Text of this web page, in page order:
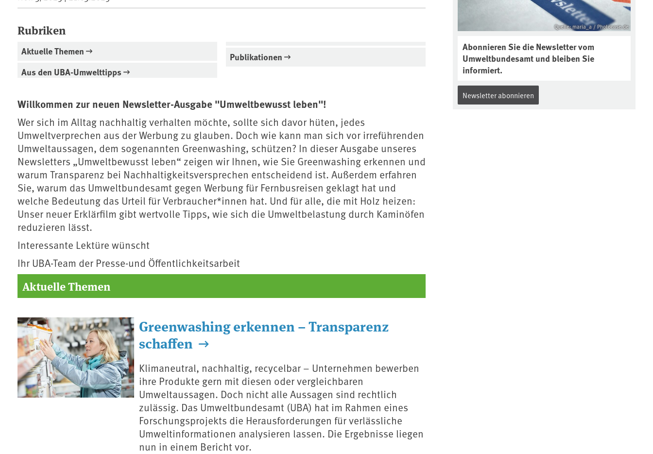
Rubriken
Aktuelle Themen
Aus den UBA-Umwelttipps
Publikationen
Willkommen zur neuen Newsletter-Ausgabe "Umweltbewusst leben"!
Wer sich im Alltag nachhaltig verhalten möchte, sollte sich davor hüten, jedes
Umweltverprechen aus der Werbung zu glauben. Doch wie kann man sich vor irreführenden
Umweltaussagen, dem sogenannten Greenwashing, schützen? In dieser Ausgabe unseres
Newsletters „Umweltbewusst leben“ zeigen wir Ihnen, wie Sie Greenwashing erkennen und
warum Transparenz bei Nachhaltigkeitsversprechen entscheidend ist. Außerdem erfahren
Sie, warum das Umweltbundesamt gegen Werbung für Fernbusreisen geklagt hat und
welche Bedeutung das Urteil für Verbraucher*innen hat. Und für alle, die mit Holz heizen:
Unser neuer Erklärfilm gibt wertvolle Tipps, wie sich die Umweltbelastung durch Kaminöfen
reduzieren lässt.
Interessante Lektüre wünscht
Ihr UBA-Team der Presse-und Öffentlichkeitsarbeit
Aktuelle Themen
Greenwashing erkennen – Transparenz
schaffen
Klimaneutral, nachhaltig, recycelbar – Unternehmen bewerben
ihre Produkte gern mit diesen oder vergleichbaren
Umweltaussagen. Doch nicht alle Aussagen sind rechtlich
zulässig. Das Umweltbundesamt (UBA) hat im Rahmen eines
Forschungsprojekts die Herausforderungen für verlässliche
Umweltinformationen analysieren lassen. Die Ergebnisse liegen
nun in einem Bericht vor.
2-interview-die-kuer-der-krume/
Quelle: maria_a / Photocase.de
Abonnieren Sie die Newsletter vom
Umweltbundesamt und bleiben Sie
informiert.
Newsletter abonnieren